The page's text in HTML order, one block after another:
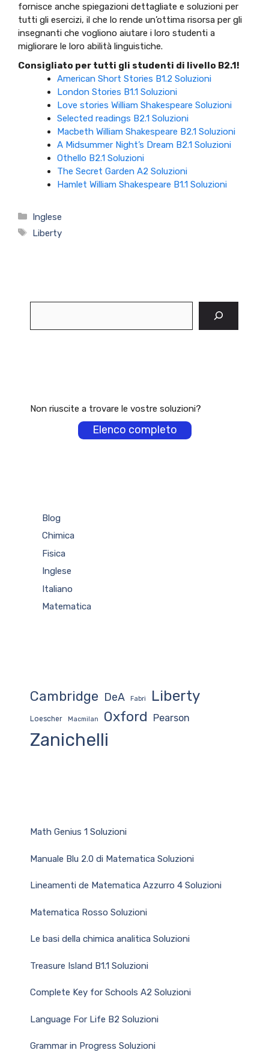
fornisce anche spiegazioni dettagliate e soluzioni per
tutti gli esercizi, il che lo rende un’ottima risorsa per gli
insegnanti che vogliono aiutare i loro studenti a
migliorare le loro abilità linguistiche.
Consigliato per tutti gli studenti di livello B2.1!
American Short Stories B1.2 Soluzioni
London Stories B1.1 Soluzioni
Love stories William Shakespeare Soluzioni
Selected readings B2.1 Soluzioni
Macbeth William Shakespeare B2.1 Soluzioni
A Midsummer Night’s Dream B2.1 Soluzioni
Othello B2.1 Soluzioni
The Secret Garden A2 Soluzioni
Hamlet William Shakespeare B1.1 Soluzioni
Categorie
Inglese
Tag
Liberty
Non riuscite a trovare le vostre soluzioni?
Elenco completo
Blog
Chimica
Fisica
Inglese
Italiano
Matematica
Cambridge DeA Fabri Liberty
Loescher Macmilan Oxford Pearson
Zanichelli
Math Genius 1 Soluzioni
Manuale Blu 2.0 di Matematica Soluzioni
Lineamenti de Matematica Azzurro 4 Soluzioni
Matematica Rosso Soluzioni
Le basi della chimica analitica Soluzioni
Treasure Island B1.1 Soluzioni
Complete Key for Schools A2 Soluzioni
Language For Life B2 Soluzioni
Grammar in Progress Soluzioni